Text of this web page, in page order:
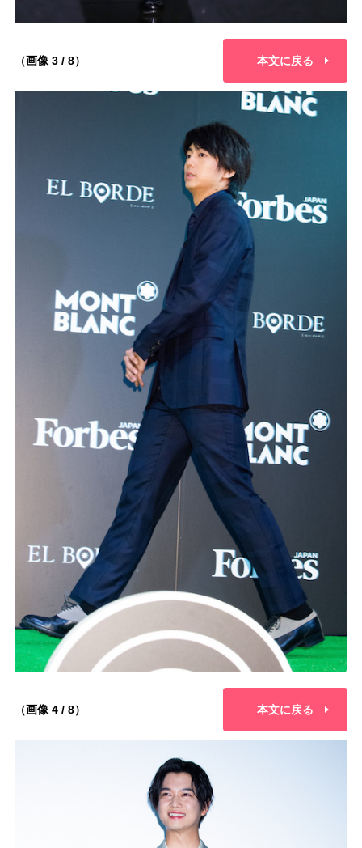
（画像 3 / 8） 本文に戻る
（画像 4 / 8） 本文に戻る